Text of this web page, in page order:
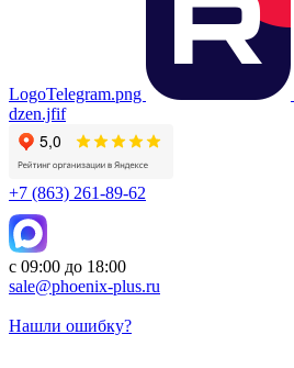
LogoTelegram.png
dzen.jfif
+7 (863) 261-89-62
с 09:00 до 18:00
sale@phoenix-plus.ru
Нашли ошибку?